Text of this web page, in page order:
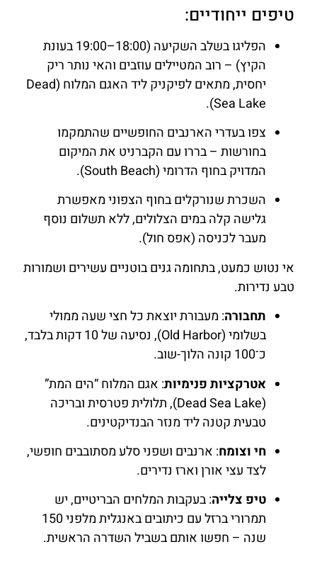
טיפים ייחודיים:
הפליגו בשלב השקיעה (18:00–19:00 בעונת
הקיץ) – רוב המטיילים עוזבים והאי נותר ריק
יחסית, מתאים לפיקניק ליד האגם המלוח (Dead
Sea Lake).
צפו בעדרי הארנבים החופשיים שהתמקמו
בחורשות – בררו עם הקברניט את המיקום
המדויק בחוף הדרומי (South Beach).
השכרת שנורקלים בחוף הצפוני מאפשרת
גלישה קלה במים הצלולים, ללא תשלום נוסף
מעבר לכניסה (אפס חול).
אי נטוש כמעט, בתחומה גנים בוטניים עשירים ושמורות
טבע נדירות.
תחבורה: מעבורת יוצאת כל חצי שעה ממולי
בשלומי (Old Harbor), נסיעה של 10 דקות בלבד,
כ־100 קונה הלוך-שוב.
אטרקציות פנימיות: אגם המלוח “הים המת”
(Dead Sea Lake), תלולית פטרסית ובריכה
טבעית קטנה ליד מנזר הבנדיקטינים.
חי וצומח: ארנבים ושפני סלע מסתובבים חופשי,
לצד עצי אורן וארז נדירים.
טיפ צלייה: בעקבות המלחים הבריטיים, יש
תמרורי ברזל עם כיתובים באנגלית מלפני 150
שנה – חפשו אותם בשביל השדרה הראשית.